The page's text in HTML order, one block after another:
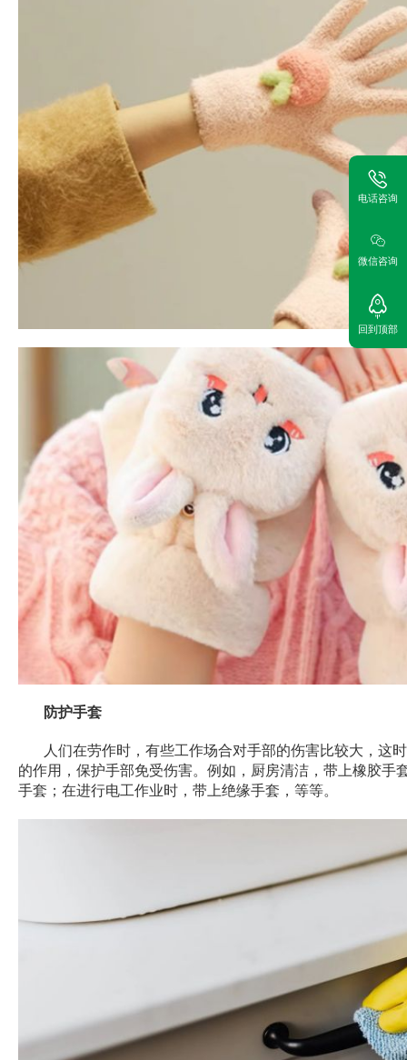
防护手套
人们在劳作时，有些工作场合对手部的伤害比较大，这
的作用，保护手部免受伤害。例如，厨房清洁，带上橡胶手
手套；在进行电工作业时，带上绝缘手套，等等。
电话咨询
微信咨询
回到顶部